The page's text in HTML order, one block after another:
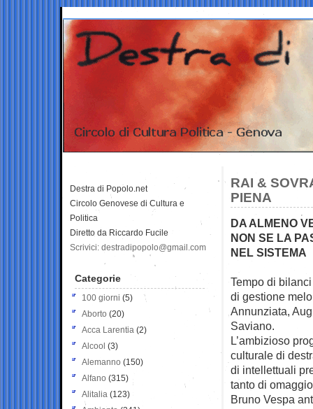
RAI &
PIENA
DA ALMENO
NON SE LA
NEL SISTEMA
Tempo di
di gestione
Annunziata,
Saviano.
L’ambizioso
culturale di
di intellettuali
tanto di
Bruno Vespa
Destra di Popolo.net
Circolo Genovese di Cultura e
Politica
Diretto da Riccardo Fucile
Scrivici: destradipopolo@gmail.com
Categorie
100 giorni (5)
Aborto (20)
Acca Larentia (2)
Alcool (3)
Alemanno (150)
Alfano (315)
Alitalia (123)